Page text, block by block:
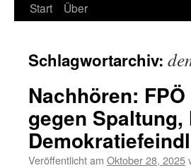
Start Über
Schlagwortarchiv:
Nachhören:
gegen
Veröffentlicht am Oktober 28, 2025